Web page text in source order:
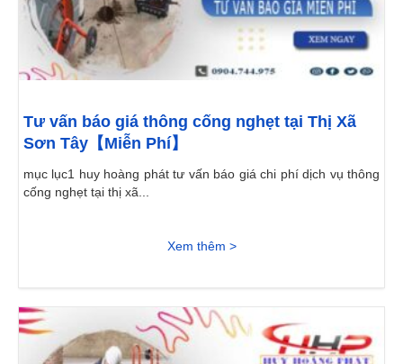
Tư vấn báo giá thông cống nghẹt tại Thị Xã
Sơn Tây【Miễn Phí】
mục lục1 huy hoàng phát tư vấn báo giá chi phí dịch vụ thông
cống nghẹt tại thị xã...
Xem thêm >